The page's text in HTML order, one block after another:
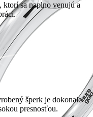
sa naplno venujú a
šperk je dokonale
presnosťou.